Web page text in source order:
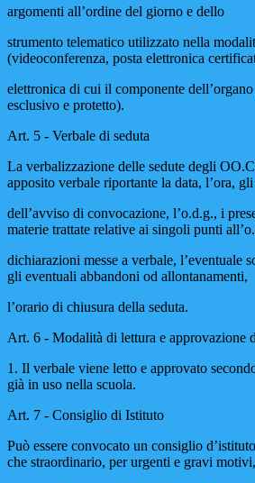
argomenti all’ordine del giorno e dello
strumento telematico utilizzato nella
(videoconferenza, posta elettronica
elettronica di cui il componente
esclusivo e protetto).
Art. 5 - Verbale di seduta
La verbalizzazione delle sedute degli
apposito verbale riportante la data, l’ora,
dell’avviso di convocazione, l’o.d.g., i
materie trattate relative ai singoli punti
dichiarazioni messe a verbale, l’eventuale
gli eventuali abbandoni od allontanamenti,
l’orario di chiusura della seduta.
Art. 6 - Modalità di lettura e approvazione
1. Il verbale viene letto e approvato
già in uso nella scuola.
Art. 7 - Consiglio di Istituto
Può essere convocato un consiglio
che straordinario, per urgenti e gravi motivi,